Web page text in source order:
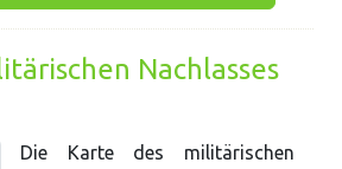
Nachlasses
Die Karte des militärischen